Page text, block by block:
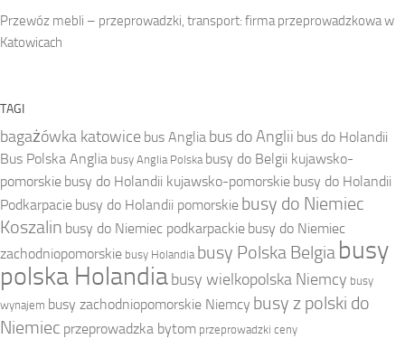
Przewóz mebli – przeprowadzki, transport: firma przeprowadzkowa w
Katowicach
TAGI
bagażówka katowice bus Anglia bus do Anglii bus do Holandii
Bus Polska Anglia busy Anglia Polska busy do Belgii kujawsko-
pomorskie busy do Holandii kujawsko-pomorskie busy do Holandii
Podkarpacie busy do Holandii pomorskie busy do Niemiec
Koszalin busy do Niemiec podkarpackie busy do Niemiec
zachodniopomorskie busy Holandia busy Polska Belgia busy
polska Holandiabusy wielkopolska Niemcy busy
wynajem busy zachodniopomorskie Niemcy busy z polski do
Niemiec przeprowadzka bytom przeprowadzki ceny